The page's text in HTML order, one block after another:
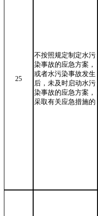
25
不按照规定制定水污
染事故的应急方案 ，
或者水污染事故发生
后，未及时启动水污
染事故的应急方案，
采取有关应急措施的